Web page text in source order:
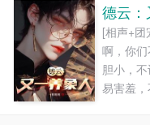
德云：
[相声+
啊，你
胆小，
易害羞